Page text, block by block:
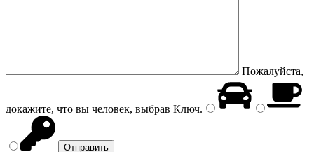
Пожалуйста,
докажите, что вы человек, выбрав Ключ.